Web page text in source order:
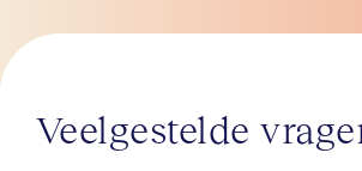
droomglimlach. Diana
erg fijne behandelaar voor
Veel volwassenen kiezen voor
Veelgestelde